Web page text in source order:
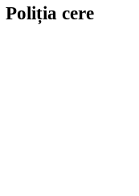
Poliția cere